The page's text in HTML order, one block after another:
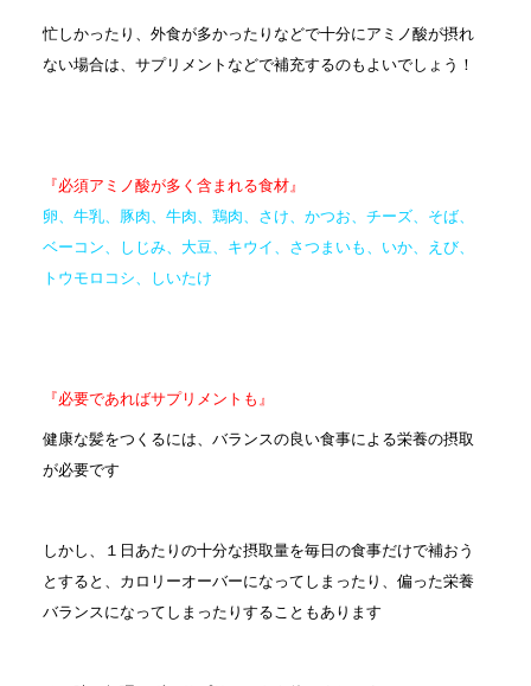
忙しかったり、外食が多かったりなどで十分にアミノ酸が摂れ
ない場合は、サプリメントなどで補充するのもよいでしょう！
『必須アミノ酸が多く含まれる食材』
卵、牛乳、豚肉、牛肉、鶏肉、さけ、かつお、チーズ、そば、
ベーコン、しじみ、大豆、キウイ、さつまいも、いか、えび、
トウモロコシ、しいたけ
『必要であればサプリメントも』
健康な髪をつくるには、バランスの良い食事による栄養の摂取
が必要です
しかし、１日あたりの十分な摂取量を毎日の食事だけで補おう
とすると、カロリーオーバーになってしまったり、偏った栄養
バランスになってしまったりすることもあります